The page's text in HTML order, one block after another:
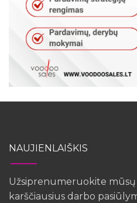
NAUJIENLAIŠKIS
Užsiprenumeruokite
karščiausius darbo